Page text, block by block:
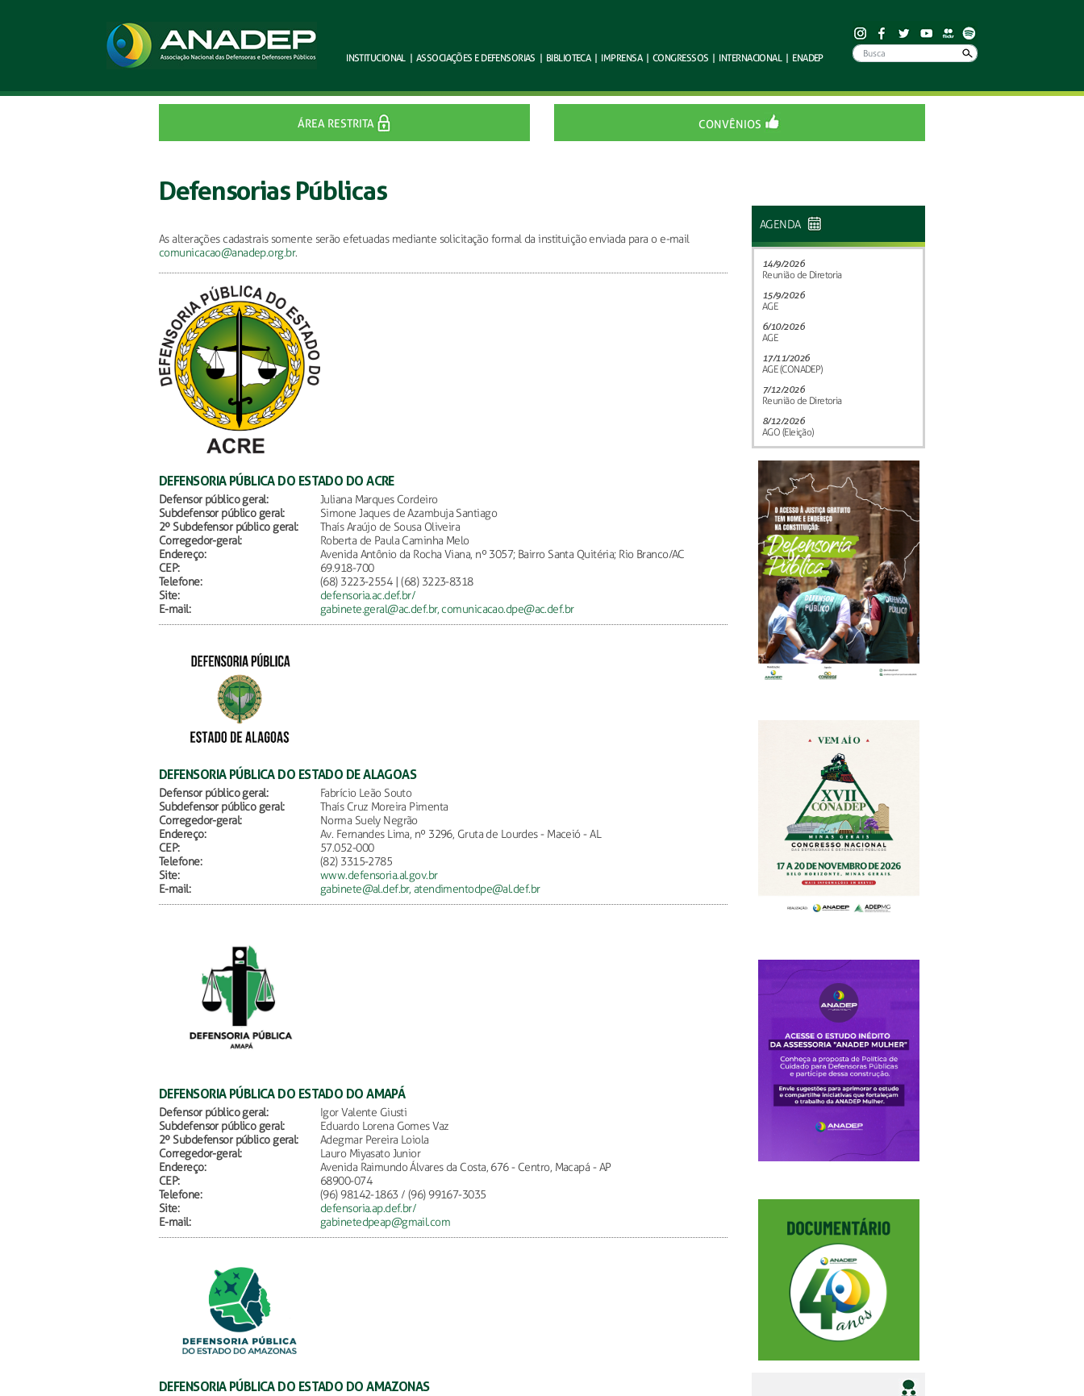
INSTITUCIONAL | ASSOCIAÇÕES EDEFENSORIAS | BIBLIOTECA | IMPRENSA | CONGRESSOS | INTERNACIONAL | ENADEP
ÁREA RESTRITA CONVÊNIOS
Defensorias Públicas
As alterações cadastrais somente serão efetuadas mediante solicitação formal da instituição enviada para o e-mail
comunicacao@anadep.org.br.
DEFENSORIA PÚBLICA DO ESTADO DO ACRE
Defensor público geral:
Juliana Marques Cordeiro
Subdefensor público geral:
Simone Jaques de Azambuja Santiago
2º Subdefensor público geral:
Thaís Araújo de Sousa Oliveira
Corregedor-geral:
Roberta de Paula Caminha Melo
Endereço:
Avenida Antônio da Rocha Viana, nº 3057; Bairro Santa Quitéria; Rio Branco/AC
CEP:
69.918-700
Telefone:
(68) 3223-2554 | (68) 3223-8318
Site:
defensoria.ac.def.br/
E-mail:
gabinete.geral@ac.def.br, comunicacao.dpe@ac.def.br
DEFENSORIA PÚBLICA DO ESTADO DE ALAGOAS
Defensor público geral:
Fabrício Leão Souto
Subdefensor público geral:
Thaís Cruz Moreira Pimenta
Corregedor-geral:
Norma Suely Negrão
Endereço:
Av. Fernandes Lima, nº 3296, Gruta de Lourdes - Maceió - AL
CEP:
57.052-000
Telefone:
(82) 3315-2785
Site:
www.defensoria.al.gov.br
E-mail:
gabinete@al.def.br, atendimentodpe@al.def.br
DEFENSORIA PÚBLICA DO ESTADO DO AMAPÁ
Defensor público geral:
Igor Valente Giusti
Subdefensor público geral:
Eduardo Lorena Gomes Vaz
2º Subdefensor público geral:
Adegmar Pereira Loiola
Corregedor-geral:
Lauro Miyasato Junior
Endereço:
Avenida Raimundo Álvares da Costa, 676 - Centro, Macapá - AP
CEP:
68900-074
Telefone:
(96) 98142-1863 / (96) 99167-3035
Site:
defensoria.ap.def.br/
E-mail:
gabinetedpeap@gmail.com
DEFENSORIA PÚBLICA DO ESTADO DO AMAZONAS
AGENDA
14/9/2026
Reunião de Diretoria
15/9/2026
AGE
6/10/2026
AGE
17/11/2026
AGE (CONADEP)
7/12/2026
Reunião de Diretoria
8/12/2026
AGO (Eleição)